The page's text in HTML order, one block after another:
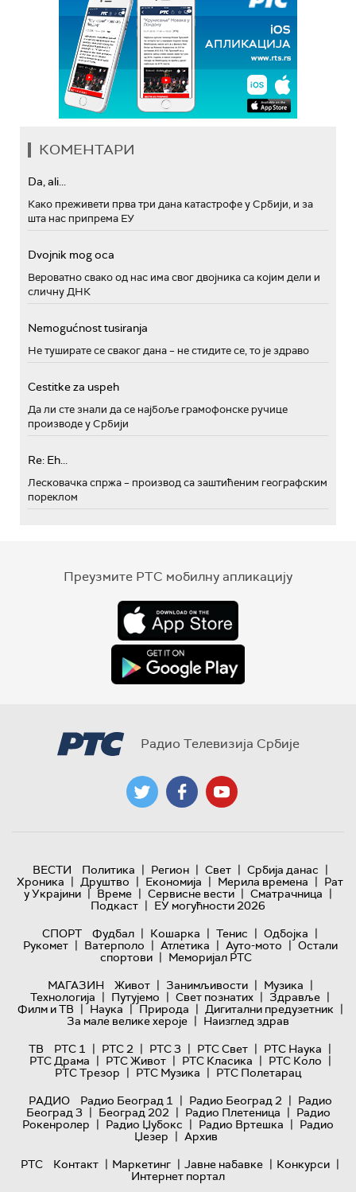
КОМЕНТАРИ
Da, ali...
Како преживети прва три дана катастрофе у Србији, и за
шта нас припрема ЕУ
Dvojnik mog oca
Вероватно свако од нас има свог двојника са којим дели и
сличну ДНК
Nemogućnost tusiranja
Не туширате се сваког дана – не стидите се, то је здраво
Cestitke za uspeh
Да ли сте знали да се најбоље грамофонске ручице
производе у Србији
Re: Eh...
Лесковачка спржа – производ са заштићеним географским
пореклом
Преузмите РТС мобилну апликацију
Радио Телевизија Србије
ВЕСТИ Политика | Регион | Свет | Србија данас |
Хроника | Друштво | Економија | Мерила времена | Рат
у Украјини | Време | Сервисне вести | Сматрачница |
Подкаст | ЕУ могућности 2026
СПОРТ
Фудбал | Кошарка | Тенис | Одбојка |
Рукомет | Ватерполо | Атлетика | Ауто-мото | Остали
спортови | Меморијал РТС
МАГАЗИН
Живот | Занимљивости | Музика |
Технологијa | Путујемо | Свет познатих | Здравље |
Филм и ТВ | Наука | Природа | Дигитални предузетник |
За мале велике хероје | Наизглед здрав
ТВ
РТС 1 | РТС 2 | РТС 3 | РТС Свет | РТС Наука |
РТС Драма | РТС Живот | РТС Класика | РТС Коло |
РТС Трезор | РТС Музика | РТС Полетарац
РАДИО
Радио Београд 1 | Радио Београд 2 | Радио
Београд 3 | Београд 202 | Радио Плетеница | Радио
Рокенролер | Радио Џубокс | Радио Вртешка | Радио
Џезер | Архив
РТС
Контакт | Маркетинг | Јавне набавке | Конкурси |
Интернет портал